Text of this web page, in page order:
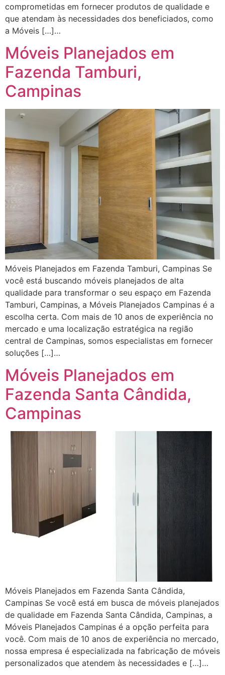
comprometidas em fornecer produtos de qualidade e
que atendam às necessidades dos beneficiados, como
a Móveis […]…
Móveis Planejados em
Fazenda Tamburi,
Campinas
Móveis Planejados em Fazenda Tamburi, Campinas Se
você está buscando móveis planejados de alta
qualidade para transformar o seu espaço em Fazenda
Tamburi, Campinas, a Móveis Planejados Campinas é a
escolha certa. Com mais de 10 anos de experiência no
mercado e uma localização estratégica na região
central de Campinas, somos especialistas em fornecer
soluções […]…
Móveis Planejados em
Fazenda Santa Cândida,
Campinas
Móveis Planejados em Fazenda Santa Cândida,
Campinas Se você está em busca de móveis planejados
de qualidade em Fazenda Santa Cândida, Campinas, a
Móveis Planejados Campinas é a opção perfeita para
você. Com mais de 10 anos de experiência no mercado,
nossa empresa é especializada na fabricação de móveis
personalizados que atendem às necessidades e […]…